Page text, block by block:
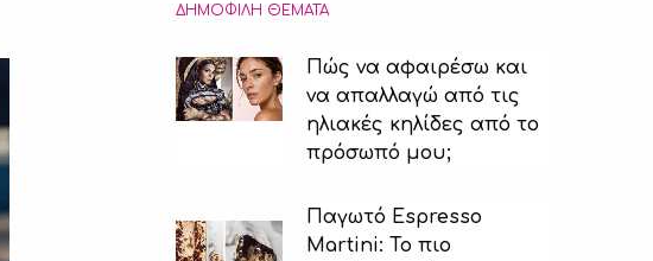
ΔΗΜΟΦΙΛΉ ΘΈΜΑΤΑ
Πώς να αφαιρέσω και
να απαλλαγώ από τις
ηλιακές κηλίδες από το
πρόσωπό μου;
Παγωτό Espresso
Martini: Το πιο